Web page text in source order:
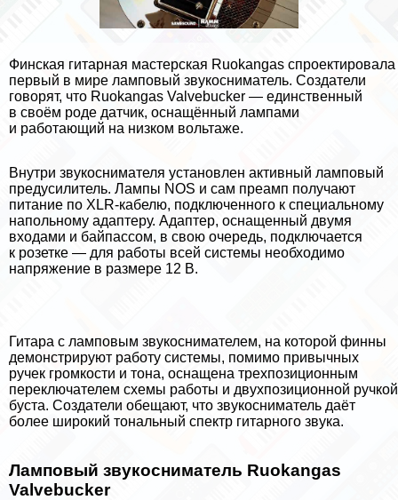
Финская гитарная мастерская Ruokangas спроектировала
первый в мире ламповый звукосниматель. Создатели
говорят, что Ruokangas Valvebucker — единственный
в своём роде датчик, оснащённый лампами
и работающий на низком вольтаже.
Внутри звукоснимателя установлен активный ламповый
предусилитель. Лампы NOS и сам преамп получают
питание по XLR-кабелю, подключенного к специальному
напольному адаптеру. Адаптер, оснащенный двумя
входами и байпассом, в свою очередь, подключается
к розетке — для работы всей системы необходимо
напряжение в размере 12 В.
Гитара с ламповым звукоснимателем, на которой финны
демонстрируют работу системы, помимо привычных
ручек громкости и тона, оснащена трехпозиционным
переключателем схемы работы и двухпозиционной ручкой
буста. Создатели обещают, что звукосниматель даёт
более широкий тональный спектр гитарного звука.
Ламповый звукосниматель Ruokangas
Valvebucker